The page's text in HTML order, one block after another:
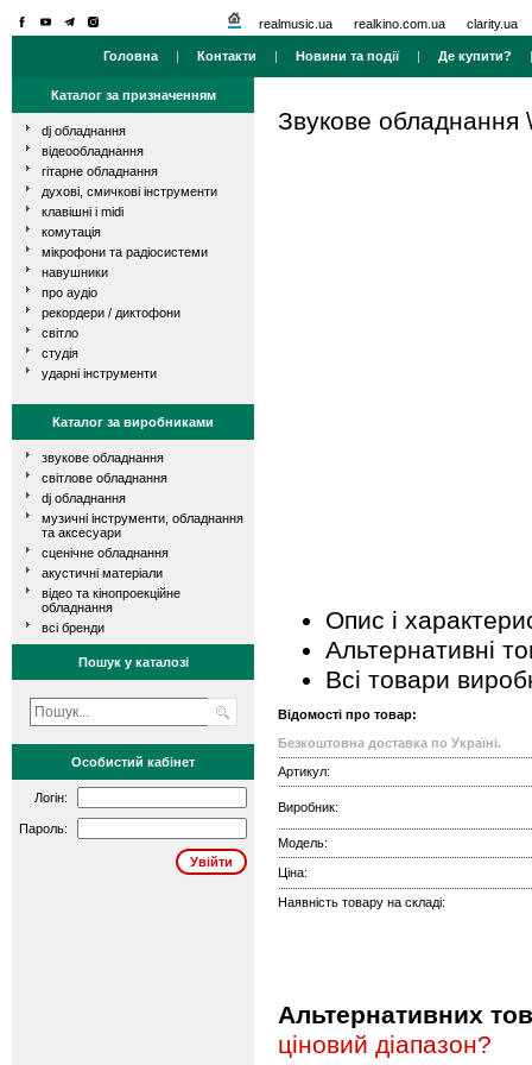
realmusic.ua realkino.com.ua clarity.ua
Головна | Контакти | Новини та події| Де купити?
Каталог за призначенням
dj обладнання
відеообладнання
гітарне обладнання
духові, смичкові інструменти
клавішні і midi
комутація
мікрофони та радіосистеми
навушники
про аудіо
рекордери / диктофони
світло
студія
ударні інструменти
Каталог за виробниками
звукове обладнання
світлове обладнання
dj обладнання
музичні інструменти, обладнання
та аксесуари
сценічне обладнання
акустичні матеріали
відео та кінопроекційне
обладнання
всі бренди
Пошук у каталозі
Особистий кабінет
Логін:
Пароль:
Звукове обладнання
Опис і
Альтернативні
Всі товари
Відомості про товар:
Безкоштовна доставка по Україні.
Артикул:
Виробник:
Модель:
Ціна:
Наявність товару на складі:
Альтернативних
ціновий діапазон?